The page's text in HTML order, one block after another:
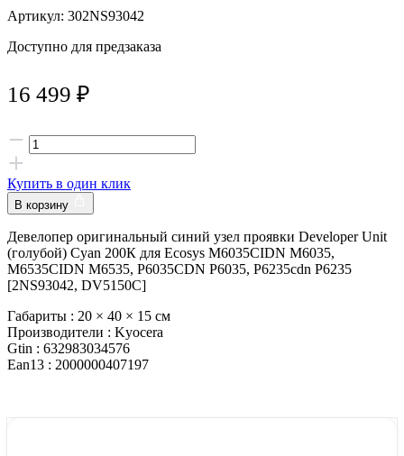
Артикул: 302NS93042
Доступно для предзаказа
16 499 ₽
Купить в один клик
В корзину
Девелопер оригинальный синий узел проявки Developer Unit
(голубой) Cyan 200К для Ecosys M6035CIDN M6035,
M6535CIDN M6535, P6035CDN P6035, P6235cdn P6235
[2NS93042, DV5150C]
Габариты : 20 × 40 × 15 см
Производители : Kyocera
Gtin : 632983034576
Ean13 : 2000000407197